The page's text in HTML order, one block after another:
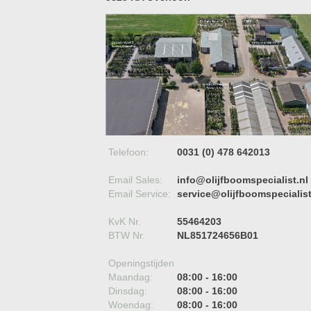
Telefoon: 0031 (0) 478 642013
Email Sales:
info@olijfboomspecialist.nl
Email Service:
KvK Nr.
55464203
BTW Nr.
NL851724656B01
Openingstijden
Maandag:
08:00 - 16:00
Dinsdag:
08:00 - 16:00
Woendag:
08:00 - 16:00